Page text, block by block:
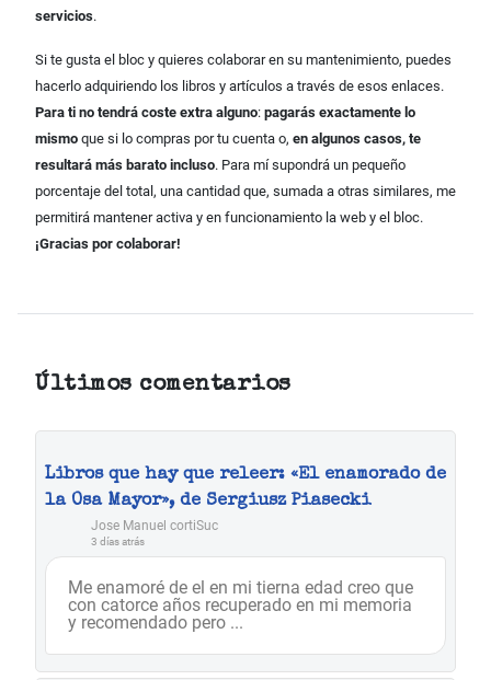
servicios.
Si te gusta el bloc y quieres colaborar en su mantenimiento, puedes
hacerlo adquiriendo los libros y artículos a través de esos enlaces.
Para ti no tendrá coste extra alguno: pagarás exactamente lo
mismo que si lo compras por tu cuenta o, en algunos casos, te
resultará más barato incluso. Para mí supondrá un pequeño
porcentaje del total, una cantidad que, sumada a otras similares, me
permitirá mantener activa y en funcionamiento la web y el bloc.
¡Gracias por colaborar!
Últimos comentarios
Libros que hay que releer: «El enamorado de
la Osa Mayor», de Sergiusz Piasecki
Jose Manuel cortiSuc
3 días atrás
Me enamoré de el en mi tierna edad creo que
con catorce años recuperado en mi memoria
y recomendado pero ...